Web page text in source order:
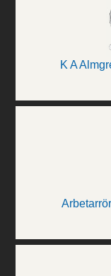
K A